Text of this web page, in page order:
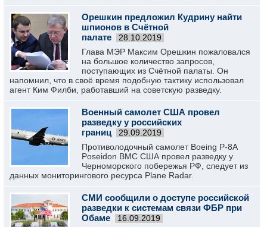
Орешкин предложил Кудрину найти
шпионов в Счётной
палате
28.10.2019
Глава МЭР Максим Орешкин пожаловался
на большое количество запросов,
поступающих из Счётной палаты. Он
напомнил, что в своё время подобную тактику использовал
агент Ким Филби, работавший на советскую разведку.
Военный самолет США провел
разведку у российских
границ
29.09.2019
Противолодочный самолет Boeing P-8A
Poseidon ВМС США провел разведку у
Черноморского побережья РФ, следует из
данных мониторингового ресурса Plane Radar.
СМИ сообщили о доступе российской
разведки к системам связи ФБР при
Обаме
16.09.2019